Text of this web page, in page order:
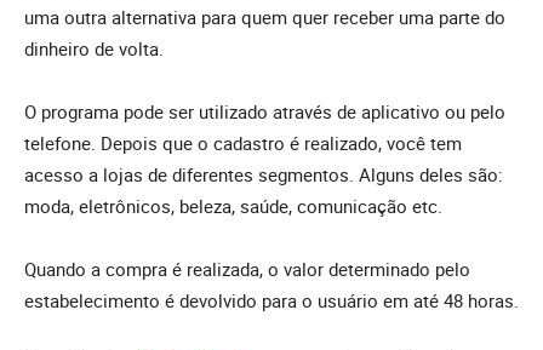
uma outra alternativa para quem quer receber uma parte do
dinheiro de volta.
O programa pode ser utilizado através de aplicativo ou pelo
telefone. Depois que o cadastro é realizado, você tem
acesso a lojas de diferentes segmentos. Alguns deles são:
moda, eletrônicos, beleza, saúde, comunicação etc.
Quando a compra é realizada, o valor determinado pelo
estabelecimento é devolvido para o usuário em até 48 horas.